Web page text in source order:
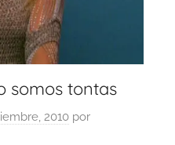
somos tontas
2010 por